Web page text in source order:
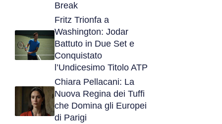
Break
Fritz Trionfa a
Washington: Jodar
Battuto in Due Set e
Conquistato
l’Undicesimo Titolo ATP
Chiara Pellacani: La
Nuova Regina dei Tuffi
che Domina gli Europei
di Parigi